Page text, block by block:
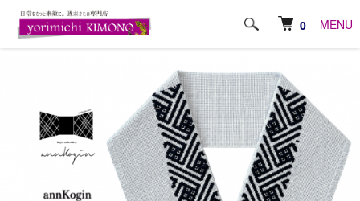
0 MENU
ホーム おしゃれ小物 半衿